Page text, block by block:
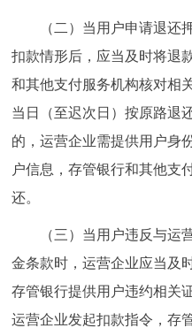
（二）当用户申请退还押
扣款情形后，应当及时将退
和其他支付服务机构核对相
当日（至迟次日）按原路退
的，运营企业需提供用户身
户信息，存管银行和其他支
还。
（三）当用户违反与运营
金条款时，运营企业应当及
存管银行提供用户违约相关
运营企业发起扣款指令，存